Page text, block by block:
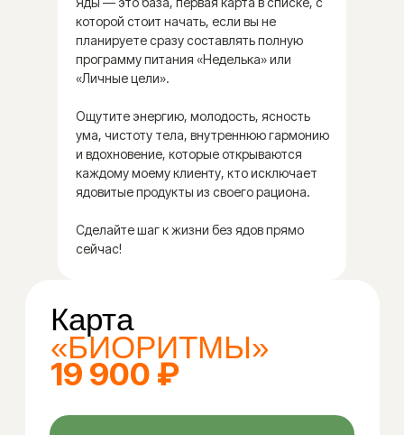
которой стоит начать, если вы не
планируете сразу составлять полную
программу питания «Неделька» или
«Личные цели».
Ощутите энергию, молодость, ясность
ума, чистоту тела, внутреннюю гармонию
и вдохновение, которые открываются
каждому моему клиенту, кто исключает
ядовитые продукты из своего рациона.
Сделайте шаг к жизни без ядов прямо
сейчас!